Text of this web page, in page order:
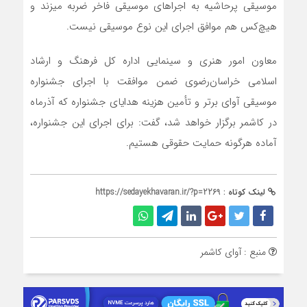
موسیقی پرحاشیه به اجراهای موسیقی فاخر ضربه می‎زند و
هیچ‌کس هم موافق اجرای این نوع موسیقی نیست.
معاون امور هنری و سینمایی اداره کل فرهنگ و ارشاد
اسلامی خراسان‌رضوی ضمن موافقت با اجرای جشنواره
موسیقی آوای برتر و تأمین هزینه هدایای جشنواره که آذرماه
در کاشمر برگزار خواهد شد، گفت: برای اجرای این جشنواره،
آماده هرگونه حمایت حقوقی هستیم.
لینک کوتاه : https://sedayekhavaran.ir/?p=2269
منبع : آوای کاشمر